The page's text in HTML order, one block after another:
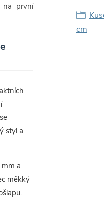
na první
styl a
mm a
měkký
cm